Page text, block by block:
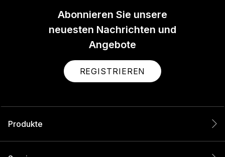
Abonnieren Sie unsere
neuesten Nachrichten und
Angebote
REGISTRIEREN
Produkte